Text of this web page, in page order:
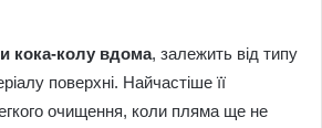
кока-колу вдома, залежить від типу
поверхні. Найчастіше її
очищення, коли пляма ще не